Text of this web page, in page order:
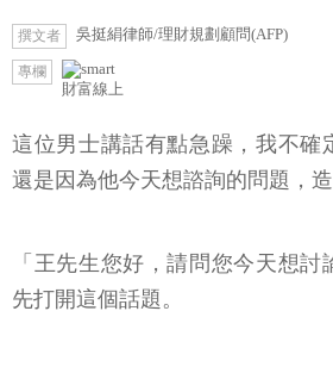
撰文者 吳挺絹律師/理財規劃顧問(AFP)
專欄
財富線上
這位男士講話有點急躁，我不確
還是因為他今天想諮詢的問題，
「王先生您好，請問您今天想
先打開這個話題。